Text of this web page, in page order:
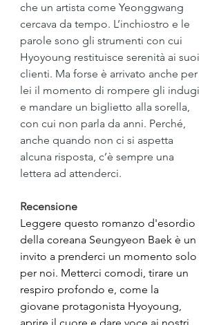
che un artista come Yeonggwang
cercava da tempo. L’inchiostro e le
parole sono gli strumenti con cui
Hyoyoung restituisce serenità ai suoi
clienti. Ma forse è arrivato anche per
lei il momento di rompere gli indugi
e mandare un biglietto alla sorella,
con cui non parla da anni. Perché,
anche quando non ci si aspetta
alcuna risposta, c’è sempre una
lettera ad attenderci.
Recensione
Leggere questo romanzo d'esordio
della coreana Seungyeon Baek è un
invito a prenderci un momento solo
per noi. Metterci comodi, tirare un
respiro profondo e, come la
giovane protagonista Hyoyoung,